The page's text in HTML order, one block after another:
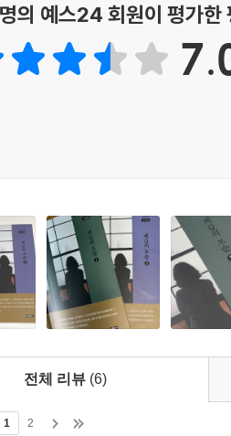
이 작품은 쉽게 이해되는 인물보다
과 그 폐허까지 함께 들여다보고
명의 예스24 회원이 평가한
전체 리뷰 (6)
1 2